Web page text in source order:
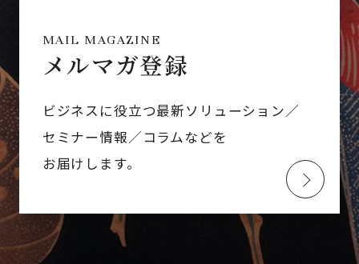
MAIL MAGAZINE
メルマガ登録
ビジネスに役立つ最新ソリューション／
セミナー情報／コラムなどを
お届けします。